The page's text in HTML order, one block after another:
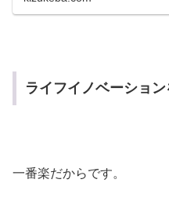
ライフイノベーショ
一番楽だからです。